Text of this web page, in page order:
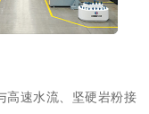
高速水流、坚硬岩粉接